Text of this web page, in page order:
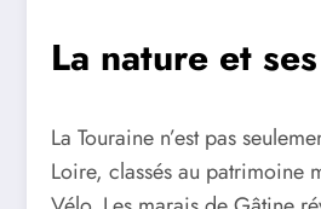
La nature et
La Touraine n’est pas
Loire, classés au patrimoine